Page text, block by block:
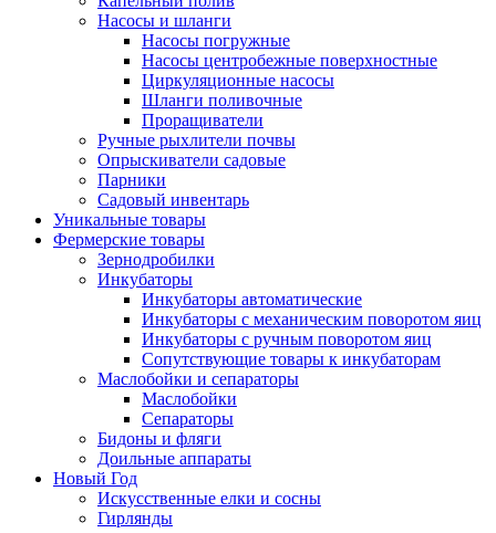
Насосы и шланги
Насосы погружные
Насосы центробежные поверхностные
Циркуляционные насосы
Шланги поливочные
Проращиватели
Ручные рыхлители почвы
Опрыскиватели садовые
Парники
Садовый инвентарь
Уникальные товары
Фермерские товары
Зернодробилки
Инкубаторы
Инкубаторы автоматические
Инкубаторы с механическим поворотом яиц
Инкубаторы с ручным поворотом яиц
Сопутствующие товары к инкубаторам
Маслобойки и сепараторы
Маслобойки
Сепараторы
Бидоны и фляги
Доильные аппараты
Новый Год
Искусственные елки и сосны
Гирлянды